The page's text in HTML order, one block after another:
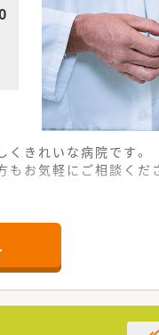
くきれいな病院です。
お気軽にご相談くだ